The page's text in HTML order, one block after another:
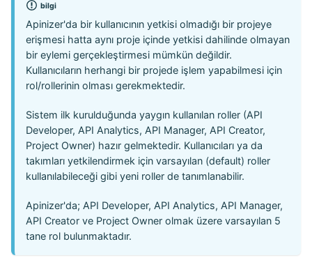
bilgi
Apinizer'da bir kullanıcının yetkisi olmadığı bir projeye
erişmesi hatta aynı proje içinde yetkisi dahilinde olmayan
bir eylemi gerçekleştirmesi mümkün değildir.
Kullanıcıların herhangi bir projede işlem yapabilmesi için
rol/rollerinin olması gerekmektedir.
Sistem ilk kurulduğunda yaygın kullanılan roller (API
Developer, API Analytics, API Manager, API Creator,
Project Owner) hazır gelmektedir. Kullanıcıları ya da
takımları yetkilendirmek için varsayılan (default) roller
kullanılabileceği gibi yeni roller de tanımlanabilir.
Apinizer'da; API Developer, API Analytics, API Manager,
API Creator ve Project Owner olmak üzere varsayılan 5
tane rol bulunmaktadır.